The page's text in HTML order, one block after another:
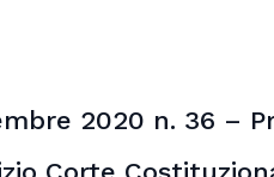
2020 n. 36 –